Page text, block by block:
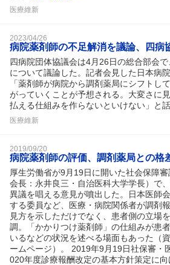
医療維新
2023/04/26
病院薬剤師の不足解消を議論、四病
四病院団体協議会は4月26日の総合部会
について議論した。記者会見した日本病
「薬剤師が病院から調剤薬局にシフトし
がっていくことが予想される。大変さに
払える仕組みを作らないといけない」と話
医療維新
2019/09/20
病院薬剤師の評価、調剤薬局との格
厚生労働省が9月19日に開いた社会保障
会長：永井良三・自治医科大学学長）で
異議を唱える意見が噴出した。日本医師
する委員など、医療・病院関係者が調剤
見方を示しただけでなく、患者側の立場
調。「かかりつけ薬剤師」の仕組みが患
いるなどの状況を述べる場面もあった（
ームページ）。 2019年9月19日社保審・
020年度診療報酬改定の基本方針策定に向